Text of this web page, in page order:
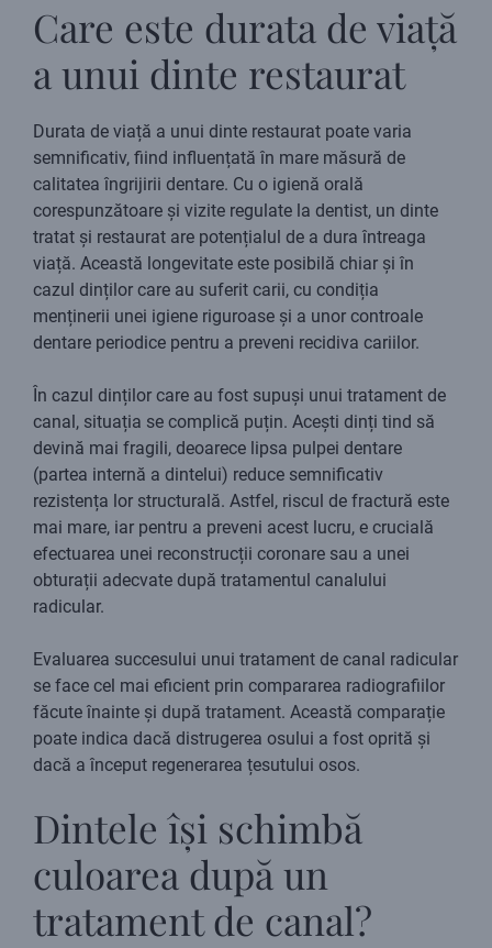
Care este durata de viață
a unui dinte restaurat
Durata de viață a unui dinte restaurat poate varia
semnificativ, fiind influențată în mare măsură de
calitatea îngrijirii dentare. Cu o igienă orală
corespunzătoare și vizite regulate la dentist, un dinte
tratat și restaurat are potențialul de a dura întreaga
viață. Această longevitate este posibilă chiar și în
cazul dinților care au suferit carii, cu condiția
menținerii unei igiene riguroase și a unor controale
dentare periodice pentru a preveni recidiva cariilor.
În cazul dinților care au fost supuși unui tratament de
canal, situația se complică puțin. Acești dinți tind să
devină mai fragili, deoarece lipsa pulpei dentare
(partea internă a dintelui) reduce semnificativ
rezistența lor structurală. Astfel, riscul de fractură este
mai mare, iar pentru a preveni acest lucru, e crucială
efectuarea unei reconstrucții coronare sau a unei
obturații adecvate după tratamentul canalului
radicular.
Evaluarea succesului unui tratament de canal radicular
se face cel mai eficient prin compararea radiografiilor
făcute înainte și după tratament. Această comparație
poate indica dacă distrugerea osului a fost oprită și
dacă a început regenerarea țesutului osos.
Dintele își schimbă
culoarea după un
tratament de canal?